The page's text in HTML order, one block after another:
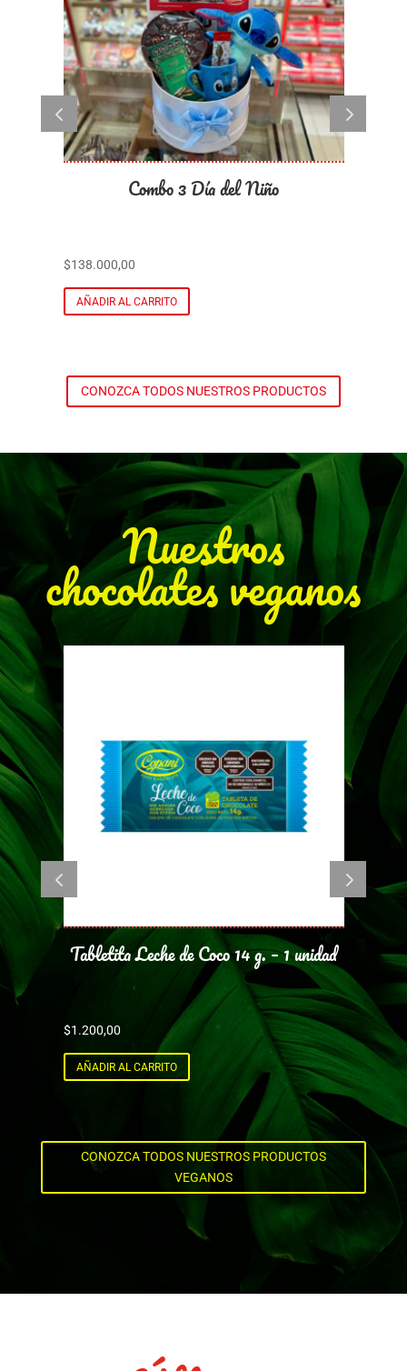
Combo 2 Día del Niño
$75.000,00
AÑADIR AL CARRITO
CONOZCA TODOS NUESTROS PRODUCTOS
Nuestros
chocolates veganos
Tabletita 90% cacao – 14 g – 1 unidad
$1.200,00
AÑADIR AL CARRITO
$
CONOZCA TODOS NUESTROS PRODUCTOS
VEGANOS